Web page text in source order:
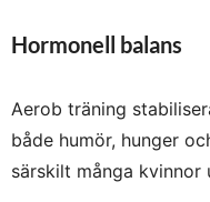
Hormonell balans
Aerob träning
både humör, hunger
särskilt många